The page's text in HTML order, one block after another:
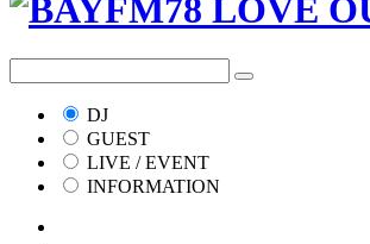
DJ
GUEST
LIVE / EVENT
INFORMATION